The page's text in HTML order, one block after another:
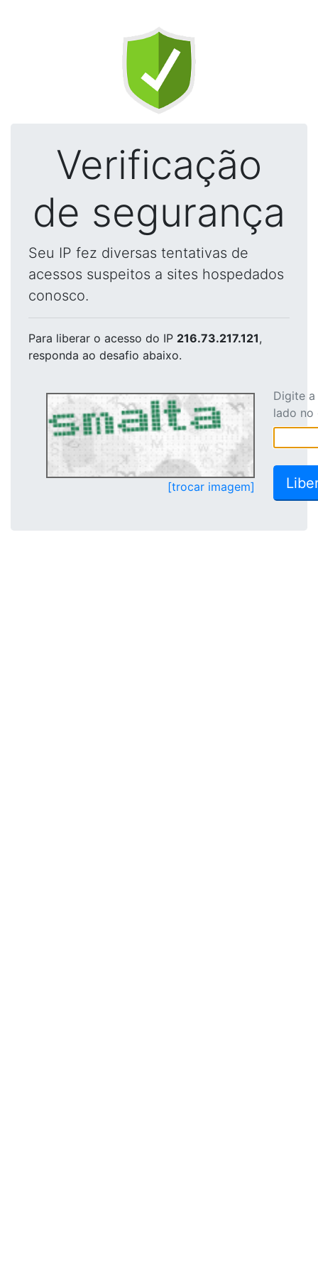
Verificação
de segurança
Seu IP fez diversas tentativas de
acessos suspeitos a sites hospedados
conosco.
Para liberar o acesso do IP 216.73.217.121,
responda ao desafio abaixo.
[trocar imagem]
Digite
lado no